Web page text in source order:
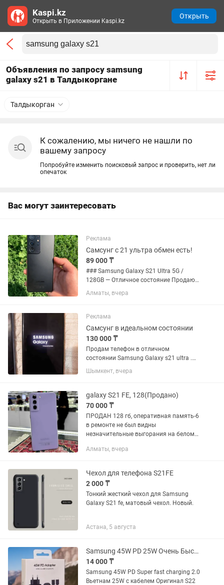
Объявления по запросу samsung
galaxy s21 в Талдыкоргане
Талдыкорган
К сожалению, мы ничего не нашли по
вашему запросу
Попробуйте изменить поисковый запрос и проверить, нет ли
опечаток
Вас могут заинтересовать
Реклама
Самсунг с 21 ультра обмен есть!
89 000 ₸
### Samsung Galaxy S21 Ultra 5G /
128GB — Отличное состояние Продаю
или меняю мощный флагман Samsung
Galaxy S21 Ultra с объемом памяти 128
внешнем и техническом...
Алматы, вчера
Реклама
Самсунг в идеальном состоянии
130 000 ₸
Продам телефон в отличном
состоянии Samsung Galaxy s21 ultra .
Память 256. Ip защита не
повреждена,ни сколов не
обновляется.Пользовались очень
аккуратно. Обмен не...
Шымкент, вчера
galaxy S21 FE, 128(Продано)
70 000 ₸
ПРОДАН 128 гб, оперативная память-6
в ремонте не был видны
незначительные выгорания на белом
есть✅
Алматы, вчера
Чехол для телефона S21FE
2 000 ₸
Тонкий жесткий чехол для Samsung
Galaxy S21 fe, матовый чехол. Новый.
Астана, 5 августа
Samsung 45W PD 25W Очень Быстрая Зарядка 2.0 Оригинал S21-S25 Ultra Fold
14 000 ₸
Samsung 45W PD Super fast charging 2.0
Вьетнам 25W с кабелем Оригинал S22
Kaspi.kz
Открыть в Приложении Kaspi.kz
Открыть